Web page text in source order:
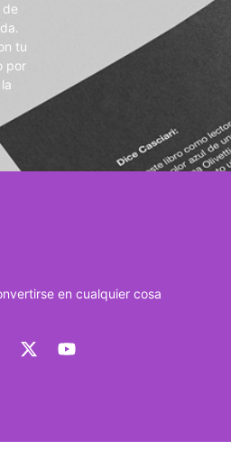
de
tu
por
en cualquier cosa